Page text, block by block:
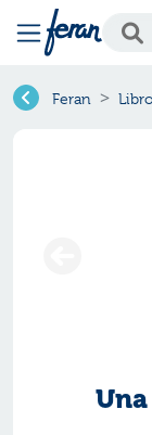
Feran